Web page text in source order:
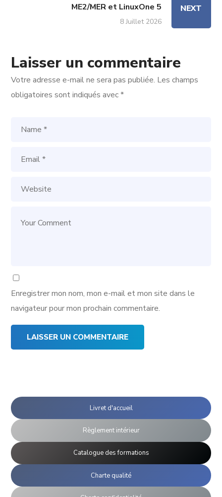
ME2/MER et LinuxOne 5
8 Juillet 2026
NEXT
Laisser un commentaire
Votre adresse e-mail ne sera pas publiée. Les champs
obligatoires sont indiqués avec*
Enregistrer mon nom, mon e-mail et mon site dans le
navigateur pour mon prochain commentaire.
Livret d'accueil
Règlement intérieur
Catalogue des formations
Charte qualité